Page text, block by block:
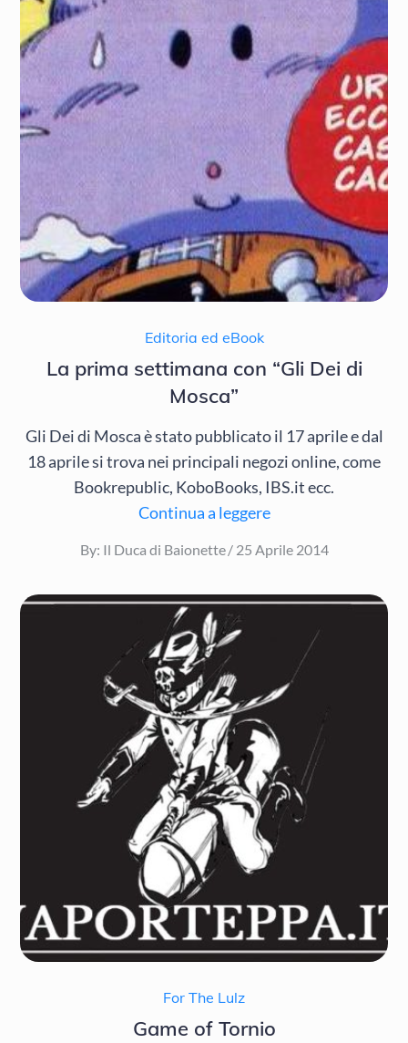
Editoria ed eBook
La prima settimana con “Gli Dei di
Mosca”
Gli Dei di Mosca è stato pubblicato il 17 aprile e dal
18 aprile si trova nei principali negozi online, come
Bookrepublic, KoboBooks, IBS.it ecc.
Continua a leggere
By: Il Duca di Baionette
Posted
25 Aprile 2014
For The Lulz
Game of Tornio